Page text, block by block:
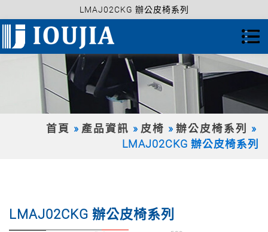
LMAJ02CKG 辦公皮椅系列
首頁 產品資訊 皮椅
辦公皮椅系列
LMAJ02CKG 辦公皮椅系列
LMAJ02CKG 辦公皮椅系列